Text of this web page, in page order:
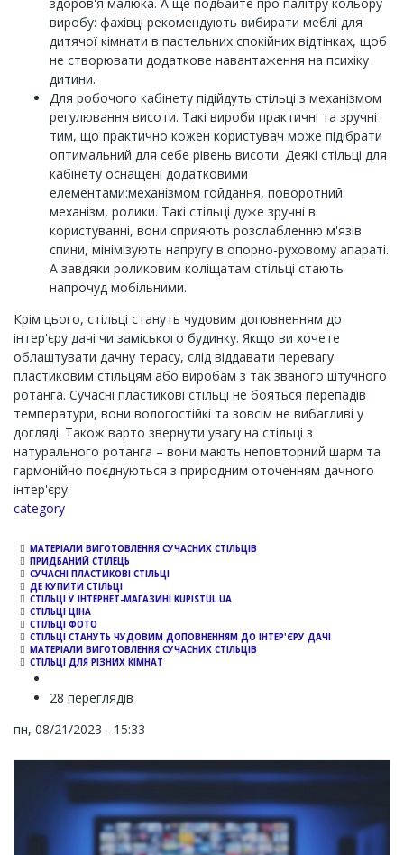
виробу: фахівці рекомендують вибирати меблі для
дитячої кімнати в пастельних спокійних відтінках, щоб
не створювати додаткове навантаження на психіку
дитини.
Для робочого кабінету підійдуть стільці з механізмом
регулювання висоти. Такі вироби практичні та зручні
тим, що практично кожен користувач може підібрати
оптимальний для себе рівень висоти. Деякі стільці для
кабінету оснащені додатковими
елементами:механізмом гойдання, поворотний
механізм, ролики. Такі стільці дуже зручні в
користуванні, вони сприяють розслабленню м'язів
спини, мінімізують напругу в опорно-руховому апараті.
А завдяки роликовим коліщатам стільці стають
напрочуд мобільними.
Крім цього, стільці стануть чудовим доповненням до
інтер'єру дачі чи заміського будинку. Якщо ви хочете
облаштувати дачну терасу, слід віддавати перевагу
пластиковим стільцям або виробам з так званого штучного
ротанга. Сучасні пластикові стільці не бояться перепадів
температури, вони вологостійкі та зовсім не вибагливі у
догляді. Також варто звернути увагу на стільці з
натурального ротанга – вони мають неповторний шарм та
гармонійно поєднуються з природним оточенням дачного
інтер'єру.
Channel
category
МАТЕРІАЛИ ВИГОТОВЛЕННЯ СУЧАСНИХ СТІЛЬЦІВ
ПРИДБАНИЙ СТІЛЕЦЬ
СУЧАСНІ ПЛАСТИКОВІ СТІЛЬЦІ
ДЕ КУПИТИ СТІЛЬЦІ
СТІЛЬЦІ У ІНТЕРНЕТ-МАГАЗИНІ KUPISTUL.UA
СТІЛЬЦІ ЦІНА
СТІЛЬЦІ ФОТО
СТІЛЬЦІ СТАНУТЬ ЧУДОВИМ ДОПОВНЕННЯМ ДО ІНТЕР'ЄРУ ДАЧІ
МАТЕРІАЛИ ВИГОТОВЛЕННЯ СУЧАСНИХ СТІЛЬЦІВ
СТІЛЬЦІ ДЛЯ РІЗНИХ КІМНАТ
28 переглядів
пн, 08/21/2023 - 15:33